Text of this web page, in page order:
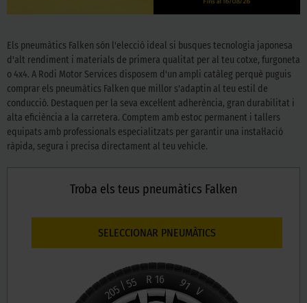
Els pneumàtics Falken són l'elecció ideal si busques tecnologia japonesa
d'alt rendiment i materials de primera qualitat per al teu cotxe, furgoneta
o 4x4. A Rodi Motor Services disposem d'un ampli catàleg perquè puguis
comprar els pneumàtics Falken que millor s'adaptin al teu estil de
conducció. Destaquen per la seva excel·lent adherència, gran durabilitat i
alta eficiència a la carretera. Comptem amb estoc permanent i tallers
equipats amb professionals especialitzats per garantir una instal·lació
ràpida, segura i precisa directament al teu vehicle.
Troba els teus pneumàtics Falken
205/55 R 16 91 V
SELECCIONAR PNEUMÀTICS